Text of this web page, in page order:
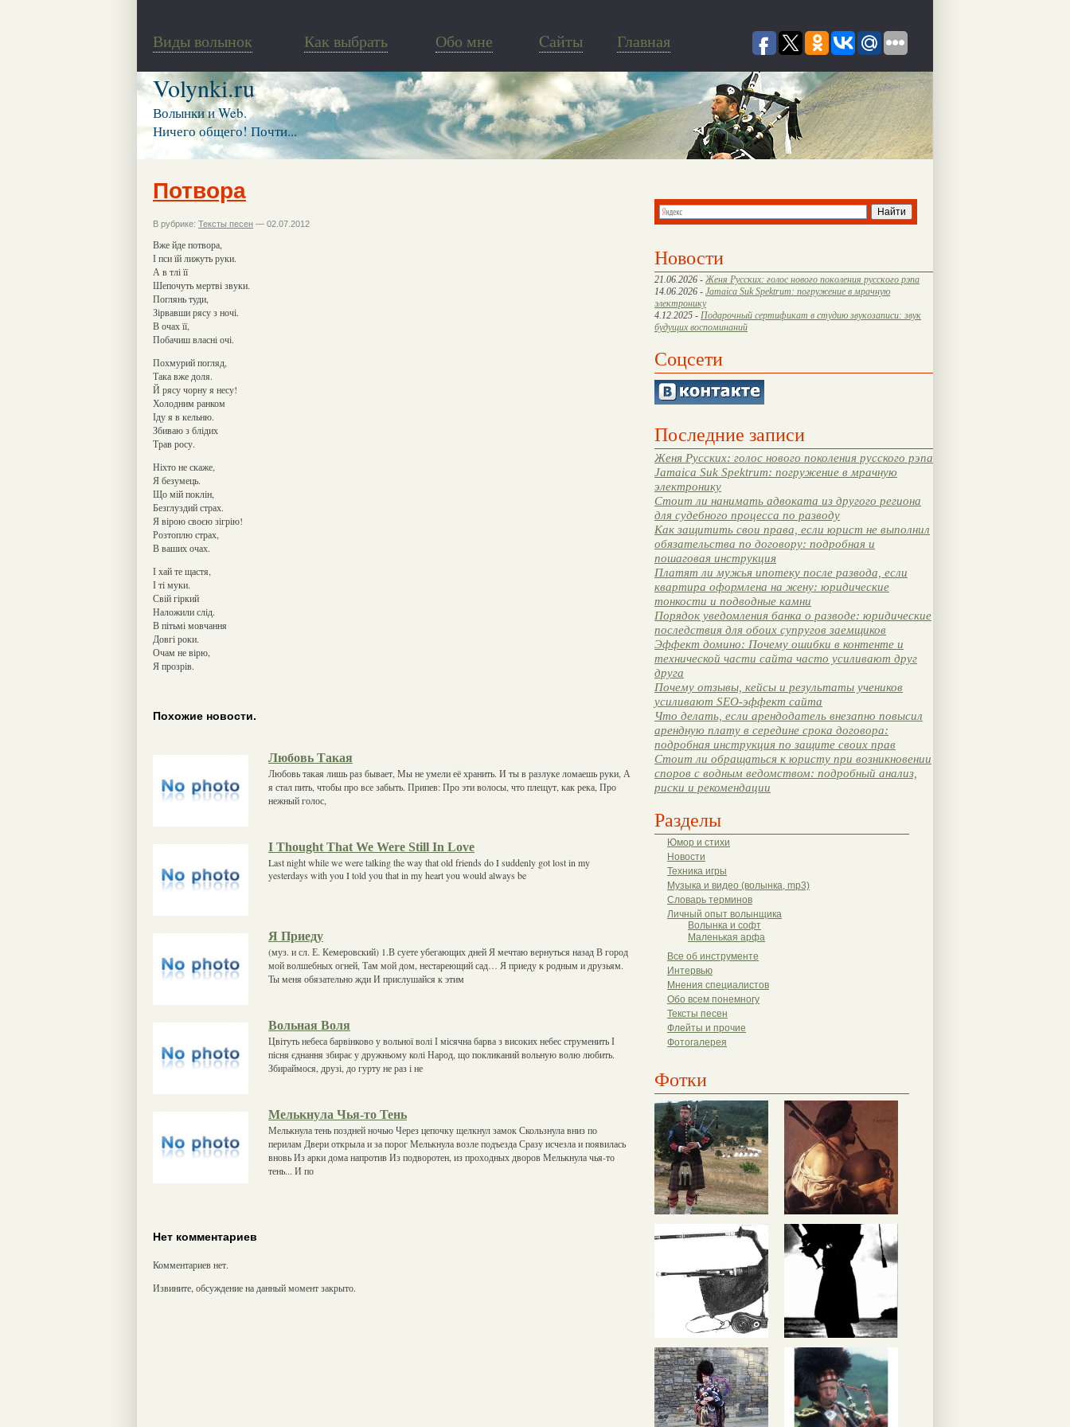
Виды волынок Как выбрать Обо мне Cайты Главная
Volynki.ru
Волынки и Web.
Ничего общего! Почти...
Новости
21.06.2026 - Женя Русских: голос нового поколения русского рэпа
14.06.2026 - Jamaica Suk Spektrum: погружение в мрачную
электронику
4.12.2025 - Подарочный сертификат в студию звукозаписи: звук
будущих воспоминаний
Соцсети
Последние записи
Женя Русских: голос нового поколения русского рэпа
Jamaica Suk Spektrum: погружение в мрачную
электронику
Стоит ли нанимать адвоката из другого региона
для судебного процесса по разводу
Как защитить свои права, если юрист не выполнил
обязательства по договору: подробная и
пошаговая инструкция
Платят ли мужья ипотеку после развода, если
квартира оформлена на жену: юридические
тонкости и подводные камни
Порядок уведомления банка о разводе: юридические
последствия для обоих супругов заемщиков
Эффект домино: Почему ошибки в контенте и
технической части сайта часто усиливают друг
друга
Почему отзывы, кейсы и результаты учеников
усиливают SEO-эффект сайта
Что делать, если арендодатель внезапно повысил
арендную плату в середине срока договора:
подробная инструкция по защите своих прав
Стоит ли обращаться к юристу при возникновении
споров с водным ведомством: подробный анализ,
риски и рекомендации
Разделы
Юмор и стихи
Новости
Техника игры
Музыка и видео (волынка, mp3)
Словарь терминов
Личный опыт волынщика
Волынка и софт
Маленькая арфа
Все об инструменте
Интервью
Мнения специалистов
Обо всем понемногу
Тексты песен
Флейты и прочие
Фотогалерея
Фотки
Потвора
В рубрике: Тексты песен — 02.07.2012
Вже йде потвора,
І пси їй лижуть руки.
А в тлі її
Шепочуть мертві звуки.
Поглянь туди,
Зірвавши рясу з ночі.
В очах її,
Побачиш власні очі.
Похмурий погляд,
Така вже доля.
Й рясу чорну я несу!
Холодним ранком
Іду я в кельню.
Збиваю з блідих
Трав росу.
Ніхто не скаже,
Я безумець.
Що мій поклін,
Безглуздий страх.
Я вірою своєю зігрію!
Розтоплю страх,
В ваших очах.
І хай те щастя,
І ті муки.
Свій гіркий
Наложили слід.
В пітьмі мовчання
Довгі роки.
Очам не вірю,
Я прозрів.
Похожие новости.
Любовь Такая
Любовь такая лишь раз бывает, Мы не умели её хранить. И ты в разлуке ломаешь руки, А
я стал пить, чтобы про все забыть. Припев: Про эти волосы, что плещут, как река, Про
нежный голос,
I Thought That We Were Still In Love
Last night while we were talking the way that old friends do I suddenly got lost in my
yesterdays with you I told you that in my heart you would always be
Я Приеду
(муз. и сл. Е. Кемеровский) 1.В суете убегающих дней Я мечтаю вернуться назад В город
мой волшебных огней, Там мой дом, нестареющий сад… Я приеду к родным и друзьям.
Ты меня обязательно жди И прислушайся к этим
Вольная Воля
Цвітуть небеса барвінково у вольної волі І місячна барва з високих небес струменить І
пісня єднання збирає у дружньому колі Народ, що покликаний вольную волю любить.
Збираймося, друзі, до гурту не раз і не
Мелькнула Чья-то Тень
Мелькнула тень поздней ночью Через цепочку щелкнул замок Скользнула вниз по
перилам Двери открыла и за порог Мелькнула возле подъезда Сразу исчезла и появилась
вновь Из арки дома напротив Из подворотен, из проходных дворов Мелькнула чья-то
тень... И по
Нет комментариев
Комментариев нет.
Извините, обсуждение на данный момент закрыто.